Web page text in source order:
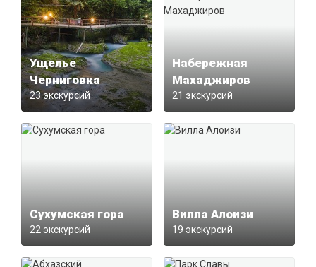
Ущелье
Черниговка
23 экскурсий
Набережная
Махаджиров
21 экскурсий
Сухумская гора
22 экскурсий
Вилла Алоизи
19 экскурсий